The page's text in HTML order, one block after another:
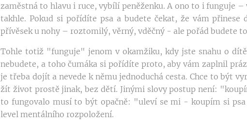
zaměstná to hlavu i ruce, vybílí peněženku. A ono to i funguje –
takhle. Pokud si pořídíte psa a budete čekat, že vám přinese
přívěsek u nohy – roztomilý, věrný, vděčný - ale pořád budete
Tohle totiž "funguje" jenom v okamžiku, kdy jste snahu o
nebudete, a toho čumáka si pořídíte proto, aby vám zaplnil
je třeba dojít a nevede k němu jednoduchá cesta. Chce to být
žít život prostě jinak, bez dětí. Jinými slovy postup není:
to fungovalo musí to být opačně: "uleví se mi - koupím si
level mentálního rozpoložení.